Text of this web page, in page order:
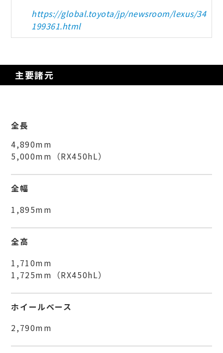
https://global.toyota/jp/newsroom/lexus/34
199361.html
主要諸元
全長
4,890mm
5,000mm（RX450hL）
全幅
1,895mm
全高
1,710mm
1,725mm（RX450hL）
ホイールベース
2,790mm